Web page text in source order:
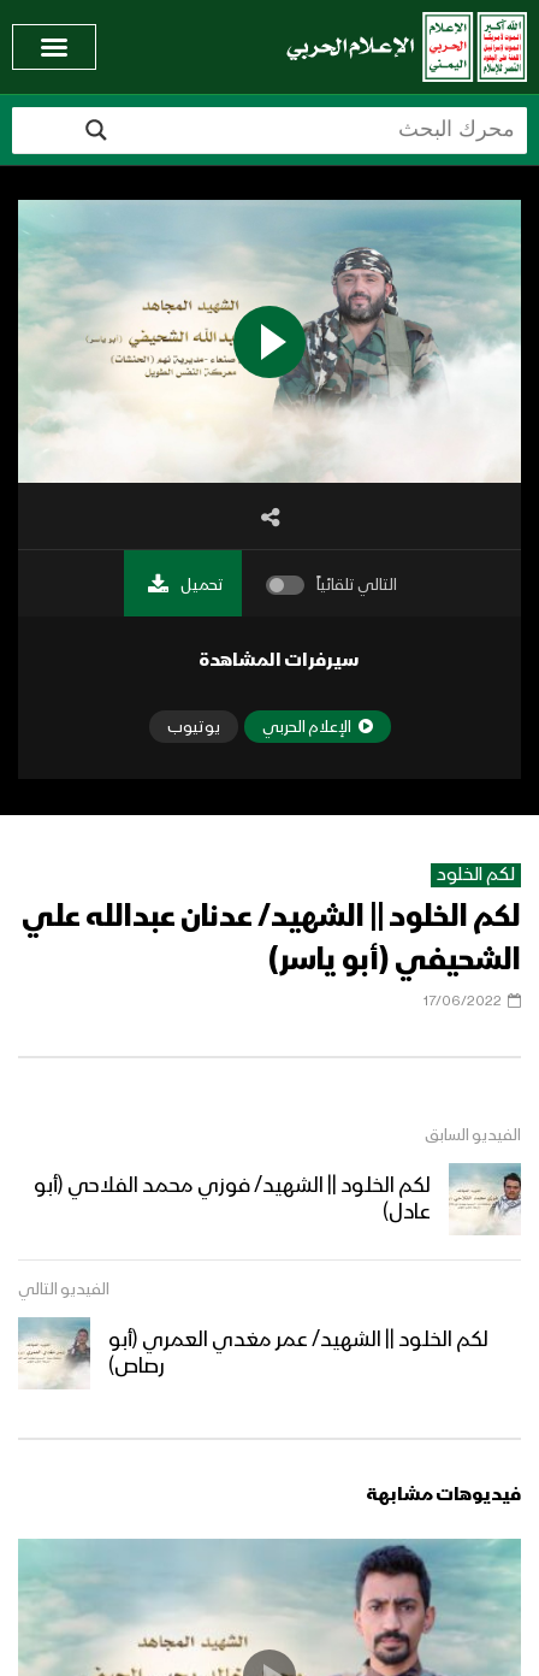
التالي تلقائياً تحميل
سيرفرات المشاهدة
الإعلام الحربي يوتيوب
لكم الخلود
لكم الخلود || الشهيد/ عدنان عبدالله علي
الشحيفي (أبو ياسر)
17/06/2022
الفيديو السابق
لكم الخلود || الشهيد/ فوزي محمد الفلاحي (أبو
عادل)
الفيديو التالي
لكم الخلود || الشهيد/ عمر مغدي العمري (أبو
رصاص)
فيديوهات مشابهة